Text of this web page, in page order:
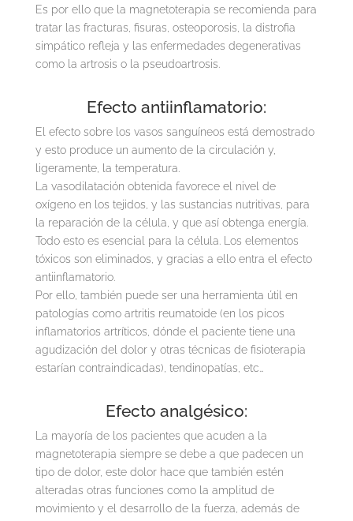
Es por ello que la magnetoterapia se recomienda para
tratar las fracturas, fisuras, osteoporosis, la distrofia
simpático refleja y las enfermedades degenerativas
como la artrosis o la pseudoartrosis.
Efecto antiinflamatorio:
El efecto sobre los vasos sanguíneos está demostrado
y esto produce un aumento de la circulación y,
ligeramente, la temperatura.
La vasodilatación obtenida favorece el nivel de
oxígeno en los tejidos, y las sustancias nutritivas, para
la reparación de la célula, y que así obtenga energía.
Todo esto es esencial para la célula. Los elementos
tóxicos son eliminados, y gracias a ello entra el efecto
antiinflamatorio.
Por ello, también puede ser una herramienta útil en
patologías como artritis reumatoide (en los picos
inflamatorios artríticos, dónde el paciente tiene una
agudización del dolor y otras técnicas de fisioterapia
estarían contraindicadas), tendinopatías, etc…
Efecto analgésico:
La mayoría de los pacientes que acuden a la
magnetoterapia siempre se debe a que padecen un
tipo de dolor, este dolor hace que también estén
alteradas otras funciones como la amplitud de
movimiento y el desarrollo de la fuerza, además de